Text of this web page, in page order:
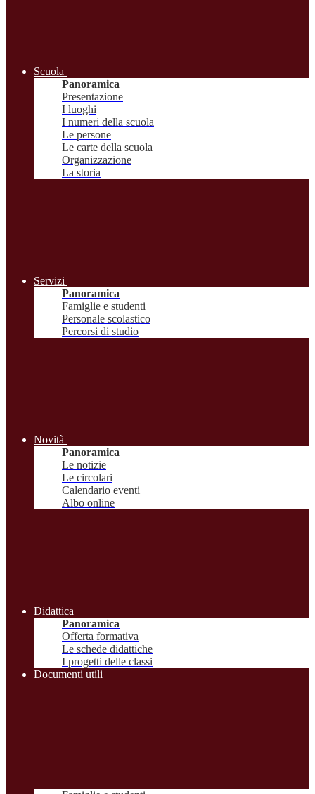
Scuola
Panoramica
Presentazione
I luoghi
I numeri della scuola
Le persone
Le carte della scuola
Organizzazione
La storia
Servizi
Panoramica
Famiglie e studenti
Personale scolastico
Percorsi di studio
Novità
Panoramica
Le notizie
Le circolari
Calendario eventi
Albo online
Didattica
Panoramica
Offerta formativa
Le schede didattiche
I progetti delle classi
Documenti utili